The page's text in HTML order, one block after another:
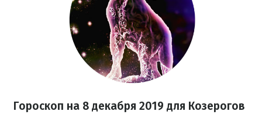
Гороскоп на 8 декабря 2019 для Козерогов